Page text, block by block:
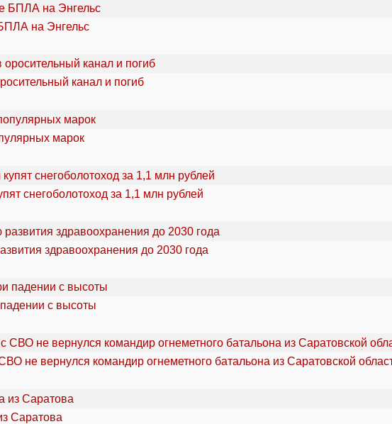
на Энгельс
канал и погиб
марок
снегоболотоход за 1,1 млн рублей
здравоохранения до 2030 года
с высоты
не вернулся командир огнеметного батальона из Саратовской
Саратова